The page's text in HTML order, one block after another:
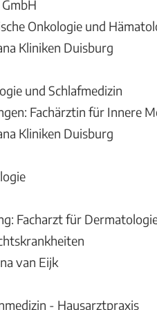
Onkologie und
Kliniken Duisburg
und Schlafmedizin
Fachärztin für Innere
Kliniken Duisburg
Facharzt für
van Eijk
- Hausarztpraxis